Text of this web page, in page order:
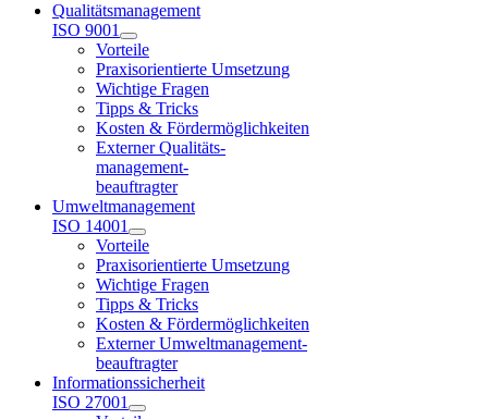
Qualitätsmanagement
ISO 9001
Vorteile
Praxisorientierte Umsetzung
Wichtige Fragen
Tipps & Tricks
Kosten & Fördermöglichkeiten
Externer Qualitäts-
management-
beauftragter
Umweltmanagement
ISO 14001
Vorteile
Praxisorientierte Umsetzung
Wichtige Fragen
Tipps & Tricks
Kosten & Fördermöglichkeiten
Externer Umweltmanagement-
beauftragter
Informationssicherheit
ISO 27001